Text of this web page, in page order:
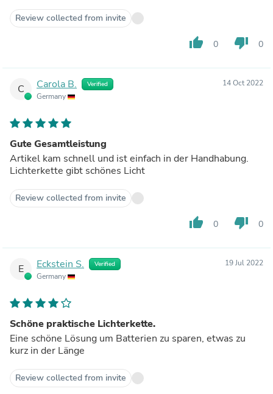
Review collected from invite
thumb_up 0 thumb_down 0
C Carola B. Verified
Germany
14 Oct 2022
Gute Gesamtleistung
Artikel kam schnell und ist einfach in der Handhabung.
Lichterkette gibt schönes Licht
Review collected from invite
thumb_up 0 thumb_down 0
E Eckstein S. Verified
Germany
19 Jul 2022
Schöne praktische Lichterkette.
Eine schöne Lösung um Batterien zu sparen, etwas zu
kurz in der Länge
Review collected from invite